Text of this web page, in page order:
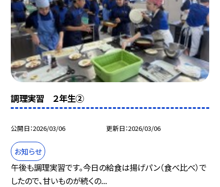
調理実習 ２年生②
公開日 2026/03/06 更新日 2026/03/06
お知らせ
午後も調理実習です。今日の給食は揚げパン（食べ比べ）で
したので、甘いものが続くの...